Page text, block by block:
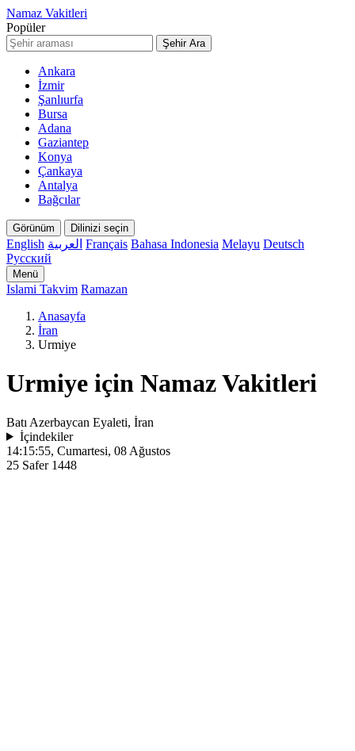
Namaz Vakitleri
Popüler
Şehir Ara
Ankara
İzmir
Şanlıurfa
Bursa
Adana
Gaziantep
Konya
Çankaya
Antalya
Bağcılar
Görünüm Dilinizi seçin
English العربية Français Bahasa Indonesia Melayu Deutsch
Русский
Menü
Islami Takvim Ramazan
Anasayfa
İran
Urmiye
Urmiye için Namaz Vakitleri
Batı Azerbaycan Eyaleti, İran
İçindekiler
14:15:55, Cumartesi, 08 Ağustos
25 Safer 1448